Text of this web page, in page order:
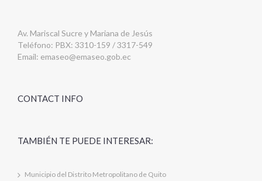
Av. Mariscal Sucre y Mariana de Jesús
Teléfono: PBX: 3310-159 / 3317-549
Email: emaseo@emaseo.gob.ec
CONTACT INFO
TAMBIÉN TE PUEDE INTERESAR:
Municipio del Distrito Metropolitano de Quito